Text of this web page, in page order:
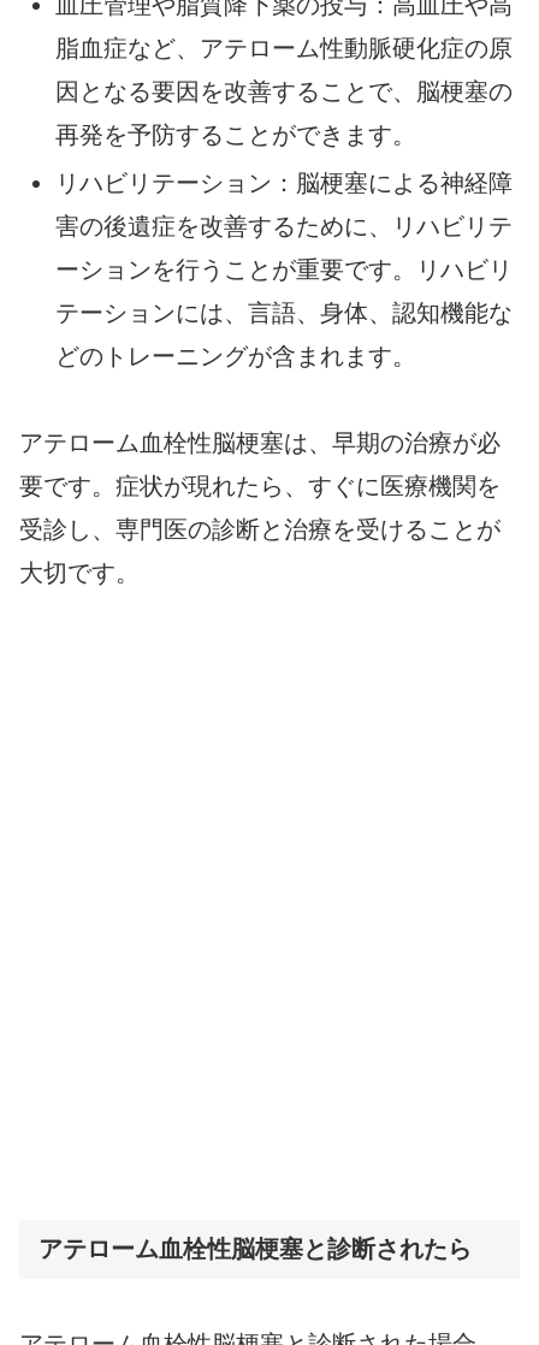
脂血症など、アテローム性動脈硬化症の原
因となる要因を改善することで、脳梗塞の
再発を予防することができます。
リハビリテーション：脳梗塞による神経障
害の後遺症を改善するために、リハビリテ
ーションを行うことが重要です。リハビリ
テーションには、言語、身体、認知機能な
どのトレーニングが含まれます。
アテローム血栓性脳梗塞は、早期の治療が必
要です。症状が現れたら、すぐに医療機関を
受診し、専門医の診断と治療を受けることが
大切です。
アテローム血栓性脳梗塞と診断されたら